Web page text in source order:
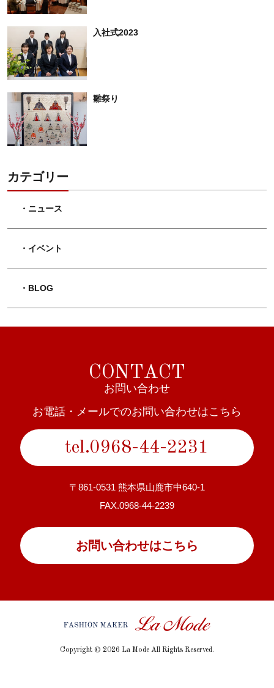
入社式2023
雛祭り
カテゴリー
・ニュース
・イベント
・BLOG
CON TACT
お問い合わせ
お電話・メールでのお問い合わせはこちら
tel.0968-44-2231
〒861-0531 熊本県山鹿市中640-1
FAX.0968-44-2239
お問い合わせはこちら
Copyright © 2026 La Mode All Rights Reserved.